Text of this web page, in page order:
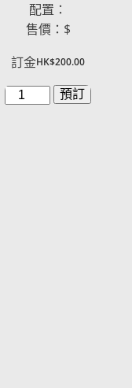
配置：
售價：$
訂金HK$200.00
oneplus
預訂